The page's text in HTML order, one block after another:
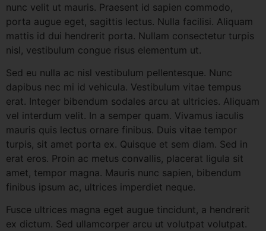
nunc velit ut mauris. Praesent id sapien commodo,
porta augue eget, sagittis lectus. Nulla facilisi. Aliquam
mattis id dui hendrerit porta. Nullam consectetur turpis
nisl, vestibulum congue risus elementum ut.
Sed eu nulla ac nisl vestibulum pellentesque. Nunc
dapibus nec mi id vehicula. Vestibulum vitae tempus
erat. Integer bibendum sodales arcu at ultricies. Aliquam
vel interdum velit. In a semper quam. Vivamus iaculis
mauris quis lectus ornare finibus. Duis vitae tempor
turpis, sit amet porta ex. Quisque et sem diam. Sed in
erat eros. Proin ac metus convallis, placerat ligula sit
amet, tempor magna. Mauris nunc sapien, bibendum
finibus ipsum ac, ultrices imperdiet neque.
Fusce ultrices magna eget augue tincidunt, a hendrerit
ex dictum. Sed ullamcorper arcu ut volutpat volutpat.